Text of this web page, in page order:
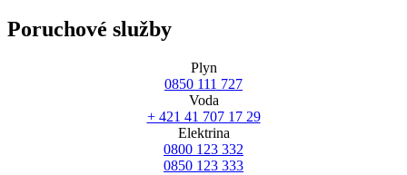
Poruchové služby
Plyn
0850 111 727
Voda
+ 421 41 707 17 29
Elektrina
0800 123 332
0850 123 333